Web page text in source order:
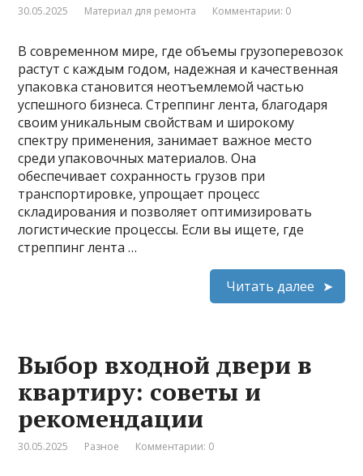
30.05.2025 Материал для ремонта Комментарии: 0
В современном мире, где объемы грузоперевозок
растут с каждым годом, надежная и качественная
упаковка становится неотъемлемой частью
успешного бизнеса. Стреппинг лента, благодаря
своим уникальным свойствам и широкому
спектру применения, занимает важное место
среди упаковочных материалов. Она
обеспечивает сохранность грузов при
транспортировке, упрощает процесс
складирования и позволяет оптимизировать
логистические процессы. Если вы ищете, где
стреппинг лента …
Читать далее
Выбор входной двери в
квартиру: советы и
рекомендации
30.05.2025 Разное Комментарии: 0